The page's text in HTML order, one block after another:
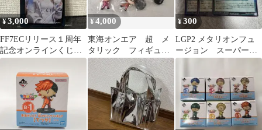
¥3,000
FF7ECリリース１周年
記念オンラインくじ
E賞メタリック風カン
バッジ エアリス
¥4,000
東海オンエア 超 メ
タリック フィギュ
ア てつや しばゆ
ー としみつ ゆめま
¥300
LGP2 メタリオンフュ
ージョン スーパー 3
枚